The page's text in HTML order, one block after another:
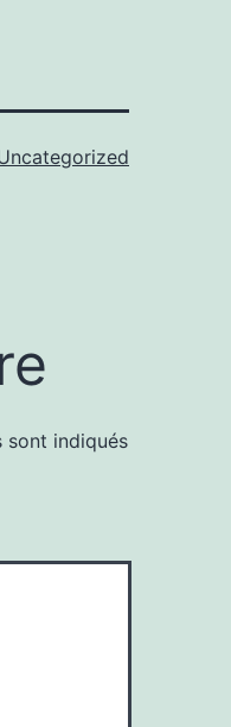
sont indiqués